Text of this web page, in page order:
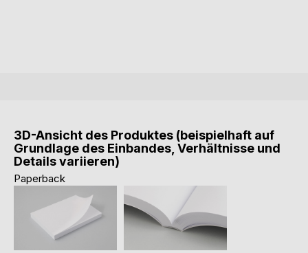
3D-Ansicht des Produktes (beispielhaft auf
Grundlage des Einbandes, Verhältnisse und
Details variieren)
Paperback